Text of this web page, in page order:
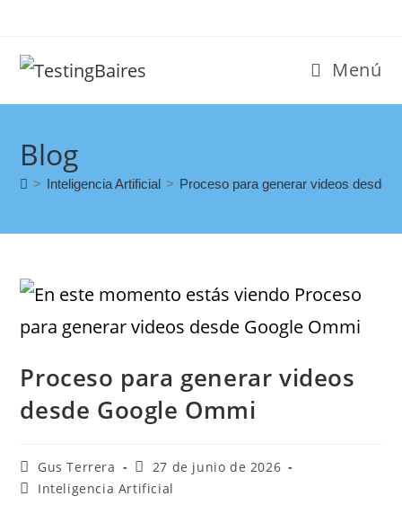
Menú
Blog
> Inteligencia Artificial > Proceso para generar videos desde
Proceso para generar videos
desde Google Ommi
Gus Terrera
27 de junio de 2026
Inteligencia Artificial